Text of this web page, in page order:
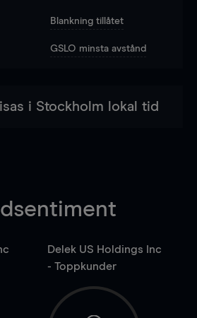
Blankning tillåtet
GSLO minsta avstånd
i Stockholm lokal tid
Delek US Holdings Inc
- Toppkunder